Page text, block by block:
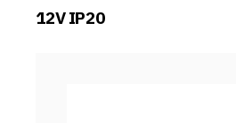
12V IP20